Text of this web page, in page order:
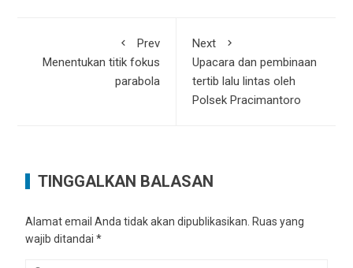
Prev
Menentukan titik fokus
parabola
Next
Upacara dan pembinaan
tertib lalu lintas oleh
Polsek Pracimantoro
TINGGALKAN BALASAN
Alamat email Anda tidak akan dipublikasikan. Ruas yang
wajib ditandai*